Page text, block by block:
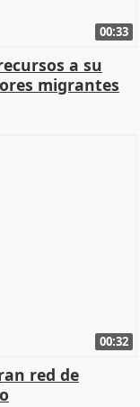
00:33
a su
migrantes
00:32
red de